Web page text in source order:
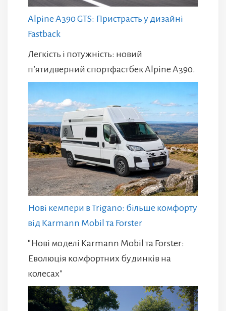
Alpine A390 GTS: Пристрасть у дизайні
Fastback
Легкість і потужність: новий
п’ятидверний спортфастбек Alpine A390.
Нові кемпери в Trigano: більше комфорту
від Karmann Mobil та Forster
"Нові моделі Karmann Mobil та Forster:
Еволюція комфортних будинків на
колесах"